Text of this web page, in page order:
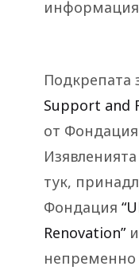
Подкрепата
Support and
от Фондация
тук,
Фондация
Renovation”и
непременно